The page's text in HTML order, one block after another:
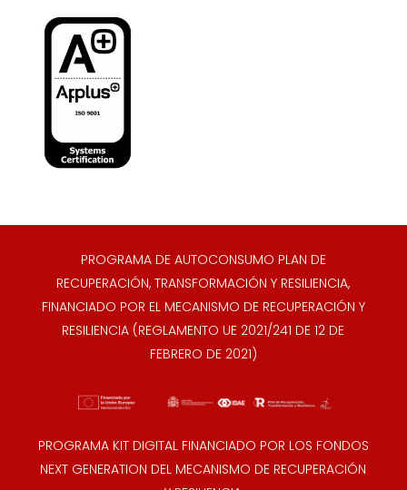
PROGRAMA DE AUTOCONSUMO PLAN DE
RECUPERACIÓN, TRANSFORMACIÓN Y RESILIENCIA,
FINANCIADO POR EL MECANISMO DE RECUPERACIÓN Y
RESILIENCIA (REGLAMENTO UE 2021/241 DE 12 DE
FEBRERO DE 2021)
PROGRAMA KIT DIGITAL FINANCIADO POR LOS FONDOS
NEXT GENERATION DEL MECANISMO DE RECUPERACIÓN